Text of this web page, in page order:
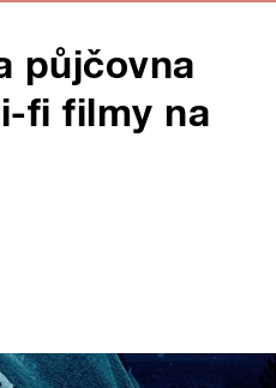
půjčovna
fi filmy na